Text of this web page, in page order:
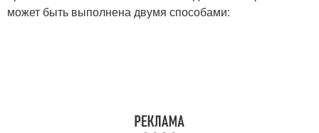
может быть выполнена двумя способами: